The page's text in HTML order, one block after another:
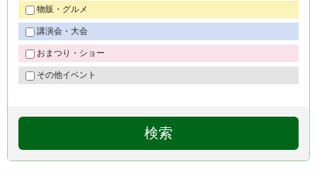
物販・グルメ
講演会・大会
おまつり・ショー
その他イベント